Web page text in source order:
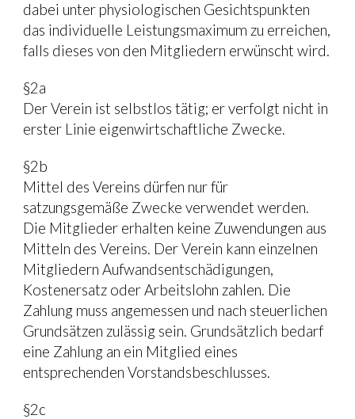
dabei unter physiologischen Gesichtspunkten
das individuelle Leistungsmaximum zu erreichen,
falls dieses von den Mitgliedern erwünscht wird.
§2a
Der Verein ist selbstlos tätig; er verfolgt nicht in
erster Linie eigenwirtschaftliche Zwecke.
§2b
Mittel des Vereins dürfen nur für
satzungsgemäße Zwecke verwendet werden.
Die Mitglieder erhalten keine Zuwendungen aus
Mitteln des Vereins. Der Verein kann einzelnen
Mitgliedern Aufwandsentschädigungen,
Kostenersatz oder Arbeitslohn zahlen. Die
Zahlung muss angemessen und nach steuerlichen
Grundsätzen zulässig sein. Grundsätzlich bedarf
eine Zahlung an ein Mitglied eines
entsprechenden Vorstandsbeschlusses.
§2c